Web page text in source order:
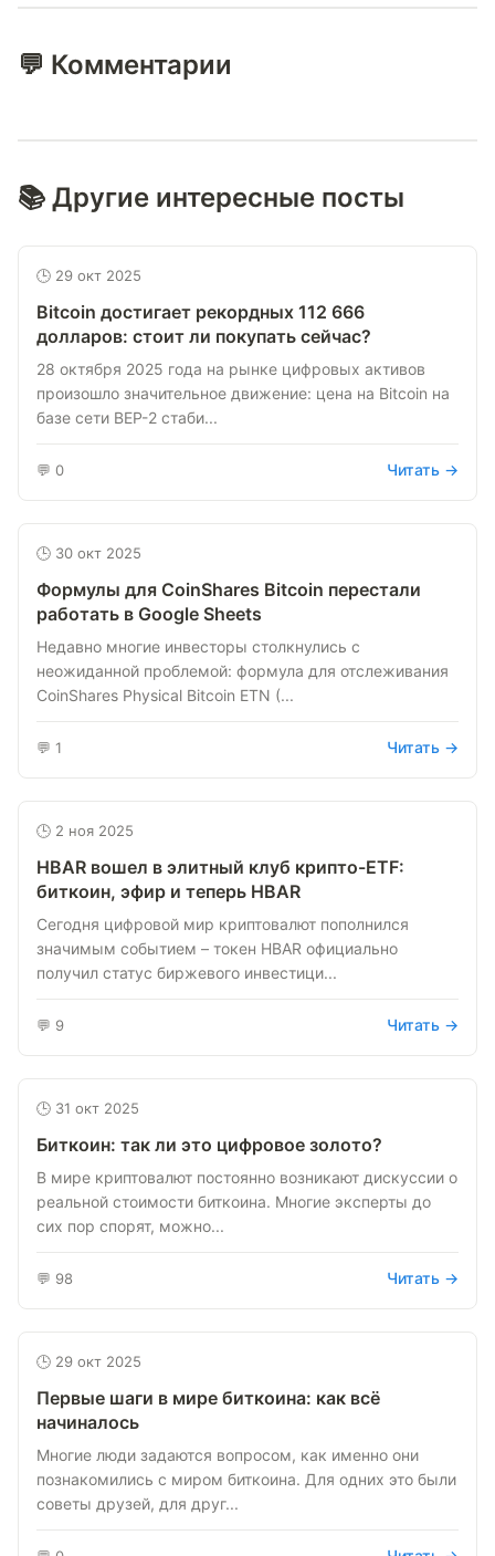
💬 Комментарии
📚 Другие интересные посты
🕒 29 окт 2025
Bitcoin достигает рекордных 112 666
долларов: стоит ли покупать сейчас?
28 октября 2025 года на рынке цифровых активов
произошло значительное движение: цена на Bitcoin на
базе сети BEP-2 стаби...
💬 0 Читать →
🕒 30 окт 2025
Формулы для CoinShares Bitcoin перестали
работать в Google Sheets
Недавно многие инвесторы столкнулись с
неожиданной проблемой: формула для отслеживания
CoinShares Physical Bitcoin ETN (...
💬 1 Читать →
🕒 2 ноя 2025
HBAR вошел в элитный клуб крипто-ETF:
биткоин, эфир и теперь HBAR
Сегодня цифровой мир криптовалют пополнился
значимым событием – токен HBAR официально
получил статус биржевого инвестици...
💬 9 Читать →
🕒 31 окт 2025
Биткоин: так ли это цифровое золото?
В мире криптовалют постоянно возникают дискуссии о
реальной стоимости биткоина. Многие эксперты до
сих пор спорят, можно...
💬 98 Читать →
🕒 29 окт 2025
Первые шаги в мире биткоина: как всё
начиналось
Многие люди задаются вопросом, как именно они
познакомились с миром биткоина. Для одних это были
советы друзей, для друг...